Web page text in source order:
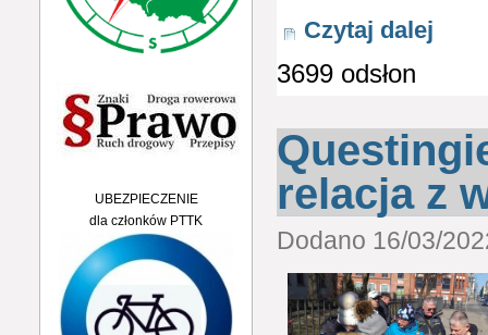
UBEZPIECZENIE
dla członków PTTK
Czytaj dalej
3699 odsłon
relacja z
Dodano 16/03/